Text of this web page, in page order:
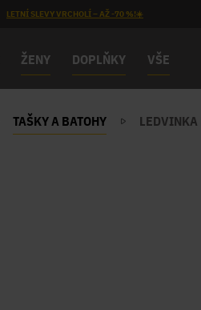
LETNÍ SLEVY VRCHOLÍ – AŽ -70 %!☀️
ŽENY DOPLŇKY VŠE
TAŠKY A BATOHY